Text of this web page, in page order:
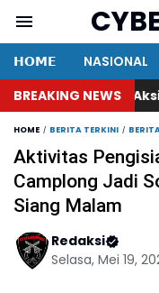
𝗛𝗢𝗠𝗘 NASIONAL
BREAKING NEWS
Aksi
HOME BERITA TERKINI
Aktivitas
Camplong Jadi
Siang Malam
Redaksi
Selasa, Mei 19,